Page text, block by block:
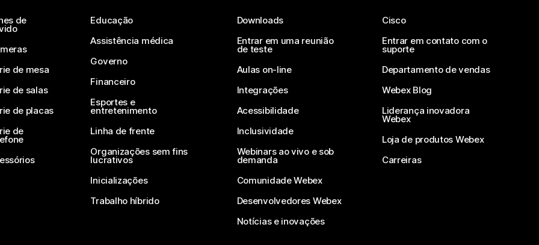
de
de mesa
de salas
de placas
de
Educação
Assistência médica
Governo
Financeiro
Esportes e
entretenimento
Linha de frente
Organizações sem fins
lucrativos
Inicializações
Trabalho híbrido
Downloads
Entrar em uma reunião
de teste
Aulas on-line
Integrações
Acessibilidade
Inclusividade
Webinars ao vivo e sob
demanda
Comunidade Webex
Desenvolvedores Webex
Notícias e inovações
Cisco
Entrar em contato com o
suporte
Departamento de vendas
Webex Blog
Liderança inovadora
Webex
Loja de produtos Webex
Carreiras